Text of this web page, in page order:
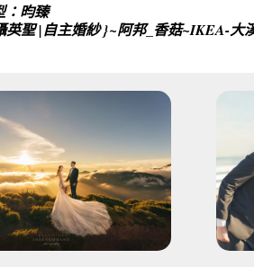
：昀臻
英聖 |自主婚紗 }~阿邦_香菇~IKEA-大